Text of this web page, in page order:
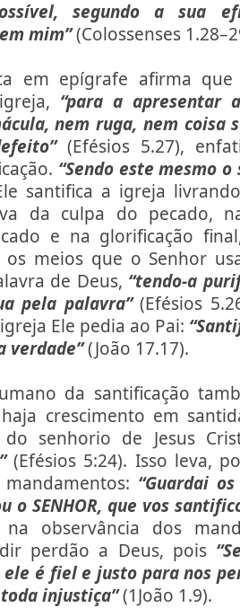
segundo a sua
mim”(Colossenses
em epígrafe afirma
“para a apresentar
nem ruga, nem coisa
(Efésios 5.27),
“Sendo este mesmo
santifica a igreja
da culpa do pecado,
e na glorificação
os meios que o Senhor
de Deus, “tendo-a
pela palavra”(Efésios
Ele pedia ao Pai:
verdade”(João 17.17).
da santificação
crescimento em
do senhorio de Jesus
(Efésios 5:24). Isso leva,
“Guardai
o SENHOR, que vos
observância dos
perdão a Deus, pois
ele é fiel e justo para nos
injustiça”(1João 1.9).